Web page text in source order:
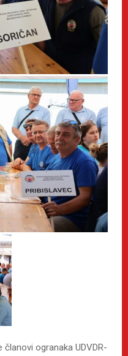
ogranaka UDVDR-